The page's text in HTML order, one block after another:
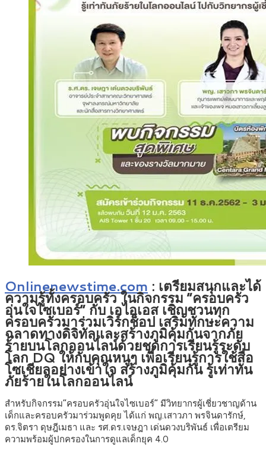
Onlinenewstime.com : เตรียมสนุกและได้
ความรู้ทั้งครอบครัว ในกิจกรรม “ครอบครัว
อุ่นใจไซเบอร์” กับ เอไอเอส เชิญชวนทุก
ครอบครัวมาร่วมเวิร์กช็อป เสริมทักษะความ
ฉลาดทางดิจิทัลและสร้างภูมิคุ้มกันจากภัย
ร้ายบนโลกออนไลน์ด้วยชุดการเรียนรู้ระดับ
โลก DQ ให้กับคุณหนูๆ เพื่อเรียนรู้การใช้สื่อ
โซเชียลอย่างเข้าใจ สร้างภูมิคุ้มกัน รู้เท่าทัน
ภัยร้ายในโลกออนไลน์
สำหรับกิจกรรม”ครอบครัวอุ่นใจไซเบอร์” มีวิทยากรผู้เชี่ยวชาญด้าน
เด็กและครอบครัวมาร่วมพูดคุย ได้แก่ พญ.เสาวภา พรจินดารักษ์,
ดร.จิตรา ดุษฎีเมธา และ รศ.ดร.เจษฎา เด่นดวงบริพันธ์ เพื่อเตรียม
ความพร้อมผู้ปกครองในการดูแลเด็กยุค 4.0